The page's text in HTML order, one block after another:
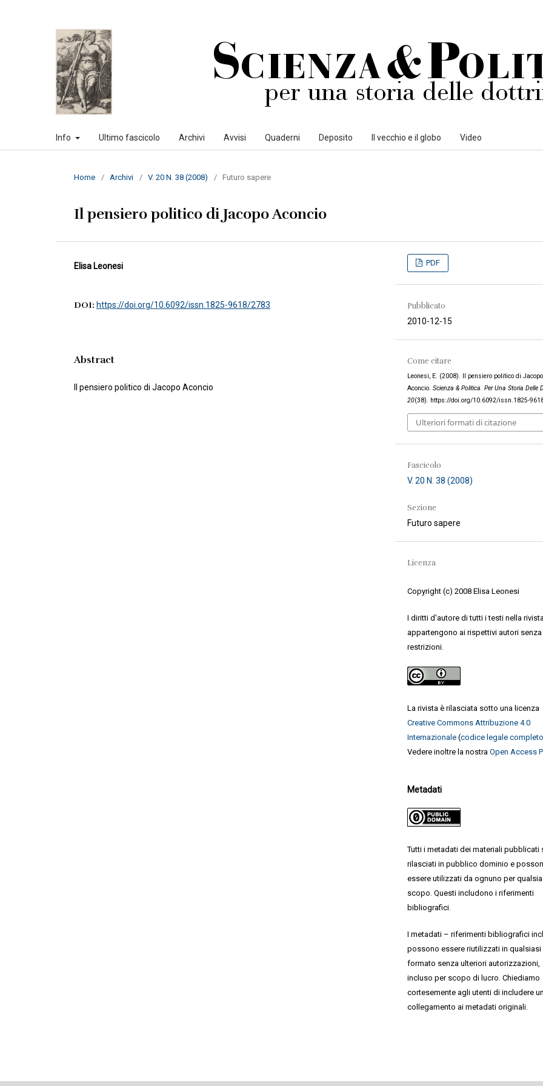
Info Ultimo fascicolo Archivi Avvisi Quaderni Deposito Il vecchio e il globo Video
Home / Archivi / V. 20 N. 38 (2008) / Futuro sapere
Il pensiero politico di Jacopo Aconcio
Elisa Leonesi
DOI: https://doi.org/10.6092/issn.1825-9618/2783
Abstract
Il pensiero politico di Jacopo Aconcio
PDF
Pubblicato
2010-12-15
Come citare
Leonesi, E. (2008). Il pensiero politico di Jacopo
Aconcio.Scienza & Politica. Per Una Storia Delle
20(38). https://doi.org/10.6092/issn.1825-
Ulteriori formati di citazione
Fascicolo
V. 20 N. 38 (2008)
Sezione
Futuro sapere
Licenza
Copyright (c) 2008 Elisa Leonesi
I diritti d'autore di tutti i testi nella rivista
appartengono ai rispettivi autori senza
restrizioni.
La rivista è rilasciata sotto una licenza
Creative Commons Attribuzione 4.0
Internazionale (codice legale
Vedere inoltre la nostraOpen Access
Metadati
Tutti i metadati dei materiali pubblicati
rilasciati in pubblico dominio e
essere utilizzati da ognuno per
scopo. Questi includono i riferimenti
bibliografici.
I metadati – riferimenti bibliografici
possono essere riutilizzati in qualsiasi
formato senza ulteriori autorizzazioni,
incluso per scopo di lucro. Chiediamo
cortesemente agli utenti di includere un
collegamento ai metadati originali.